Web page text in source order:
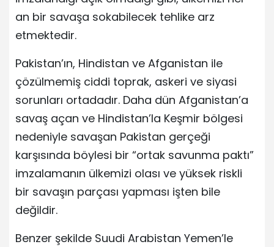
an bir savaşa sokabilecek tehlike arz
etmektedir.
Pakistan’ın, Hindistan ve Afganistan ile
çözülmemiş ciddi toprak, askeri ve siyasi
sorunları ortadadır. Daha dün Afganistan’a
savaş açan ve Hindistan’la Keşmir bölgesi
nedeniyle savaşan Pakistan gerçeği
karşısında böylesi bir “ortak savunma paktı”
imzalamanın ülkemizi olası ve yüksek riskli
bir savaşın parçası yapması işten bile
değildir.
Benzer şekilde Suudi Arabistan Yemen’le